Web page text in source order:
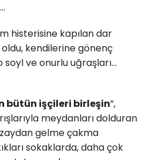
histerisine kapılan dar
kendilerine gönenç
ve onurlu uğraşları...
bütün işçileri birleşin”,
meydanları dolduran
gelme çakma
sokaklarda, daha çok